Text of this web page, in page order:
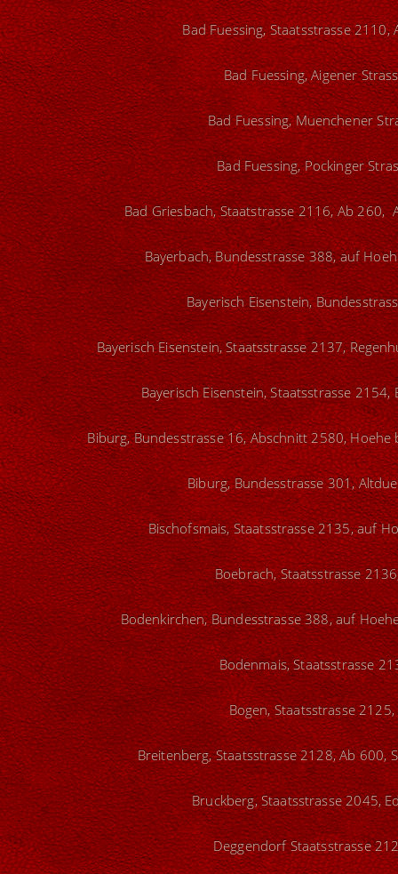
Bad Fuessing, Staatsstrasse
Bad Fuessing, Aigener
Bad Fuessing, Muenchener
Bad Fuessing, Pockinger
Bad Griesbach, Staatstrasse 2116, Ab
Bayerbach, Bundesstrasse 388, auf
Bayerisch Eisenstein,
Bayerisch Eisenstein, Staatsstrasse 2137,
Bayerisch Eisenstein, Staatsstrasse
Biburg, Bundesstrasse 16, Abschnitt 2580,
Biburg, Bundesstrasse 301,
Bischofsmais, Staatsstrasse 2135, auf
Boebrach, Staatsstrasse
Bodenkirchen, Bundesstrasse 388, auf
Bodenmais, Staatsstrasse
Bogen, Staatsstrasse
Breitenberg, Staatsstrasse 2128, Ab 600,
Bruckberg, Staatsstrasse 2045,
Deggendorf Staatsstrasse